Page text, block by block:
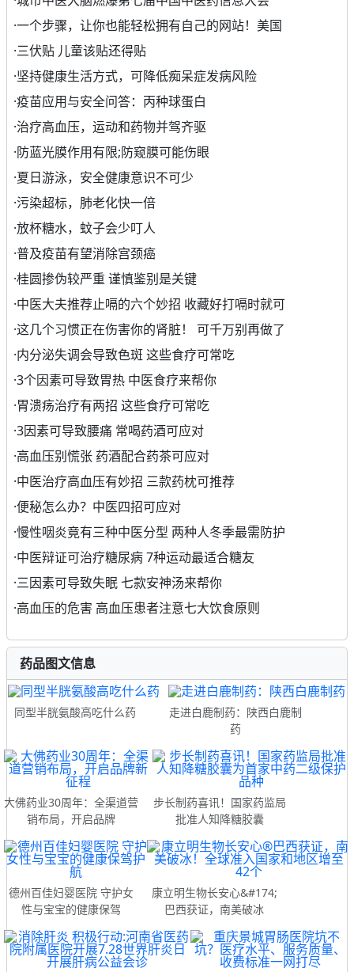
·一个步骤，让你也能轻松拥有自己的网站！美国
·三伏贴 儿童该贴还得贴
·坚持健康生活方式，可降低痴呆症发病风险
·疫苗应用与安全问答：丙种球蛋白
·治疗高血压，运动和药物并驾齐驱
·防蓝光膜作用有限;防窥膜可能伤眼
·夏日游泳，安全健康意识不可少
·污染超标，肺老化快一倍
·放杯糖水，蚊子会少叮人
·普及疫苗有望消除宫颈癌
·桂圆掺伪较严重 谨慎鉴别是关键
·中医大夫推荐止嗝的六个妙招 收藏好打嗝时就可
·这几个习惯正在伤害你的肾脏！ 可千万别再做了
·内分泌失调会导致色斑 这些食疗可常吃
·3个因素可导致胃热 中医食疗来帮你
·胃溃疡治疗有两招 这些食疗可常吃
·3因素可导致腰痛 常喝药酒可应对
·高血压别慌张 药酒配合药茶可应对
·中医治疗高血压有妙招 三款药枕可推荐
·便秘怎么办？中医四招可应对
·慢性咽炎竟有三种中医分型 两种人冬季最需防护
·中医辩证可治疗糖尿病 7种运动最适合糖友
·三因素可导致失眠 七款安神汤来帮你
·高血压的危害 高血压患者注意七大饮食原则
药品图文信息
同型半胱氨酸高吃什么药
走进白鹿制药：陕西白鹿制
药
大佛药业30周年：全渠道营
销布局，开启品牌
步长制药喜讯！国家药监局
批准人知降糖胶囊
德州百佳妇婴医院 守护女
性与宝宝的健康保驾
康立明生物长安心&#174;
巴西获证，南美破冰